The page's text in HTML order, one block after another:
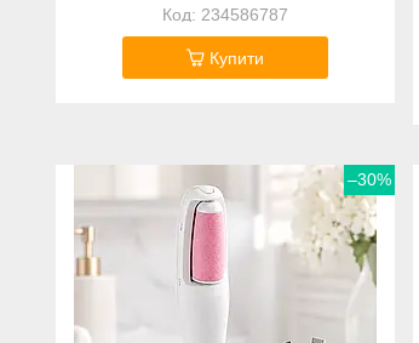
234586787
Купити
–30%